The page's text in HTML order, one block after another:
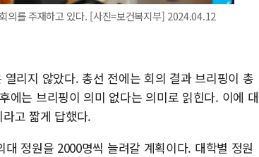
의를 주재하고 있다. [사진=보건복지부] 2024.04.12
리지 않았다. 총선 전에는 회의 결과 브리핑이 총
에는 브리핑이 의미 없다는 의미로 읽힌다. 이에 대
고 짧게 답했다.
정원을 2000명씩 늘려갈 계획이다. 대학별 정원